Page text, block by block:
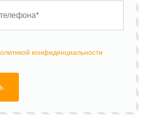
конфиденциальности